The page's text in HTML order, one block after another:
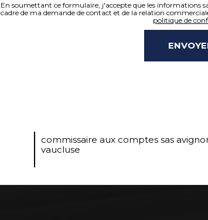
En soumettant ce formulaire, j'accepte que les informations
cadre de ma demande de contact et de la relation
politique de
commissaire aux comptes sas
vaucluse